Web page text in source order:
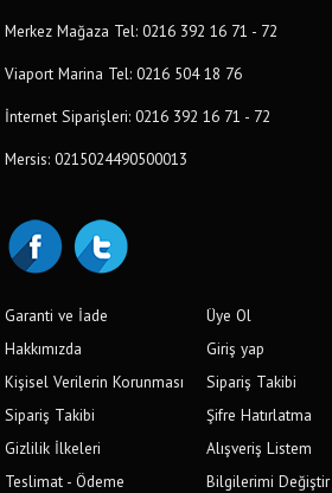
Merkez Mağaza Tel: 0216 392 16 71 - 72
Viaport Marina Tel: 0216 504 18 76
İnternet Siparişleri: 0216 392 16 71 - 72
Mersis: 0215024490500013
Garanti ve İade
Hakkımızda
Kişisel Verilerin Korunması
Sipariş Takibi
Gizlilik İlkeleri
Teslimat - Ödeme
Üye Ol
Giriş yap
Sipariş Takibi
Şifre Hatırlatma
Alışveriş Listem
Bilgilerimi Değiştir